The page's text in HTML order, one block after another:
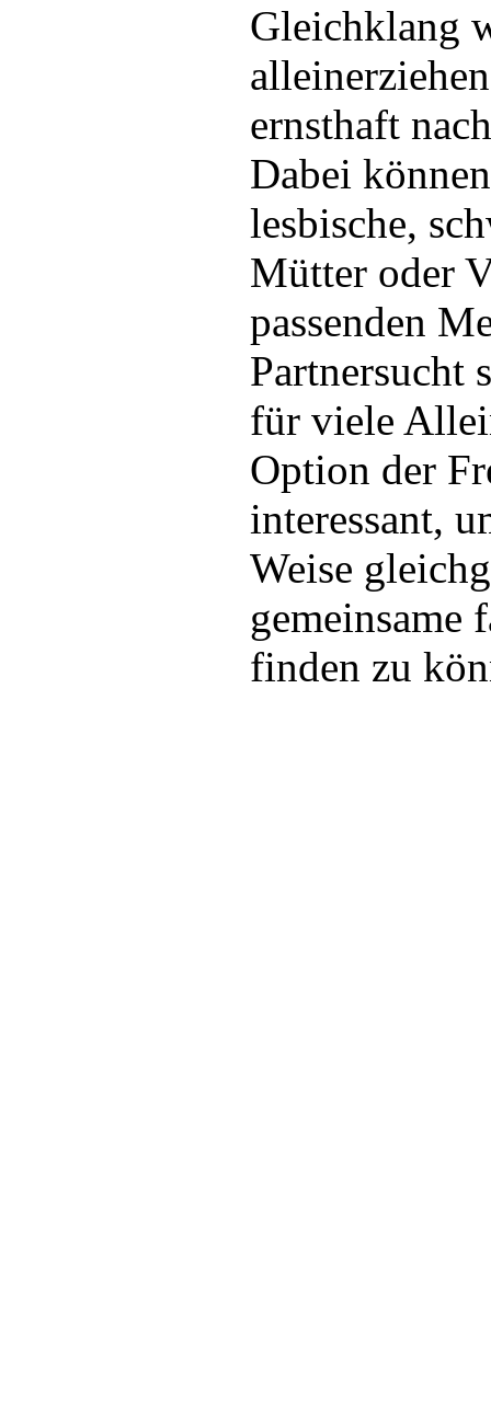
Gleichklang
ernsthaft
Dabei
lesbische,
Mütter oder
passenden
Partnersucht
für viele
Option der
interessant,
Weise
gemeinsame
finden zu